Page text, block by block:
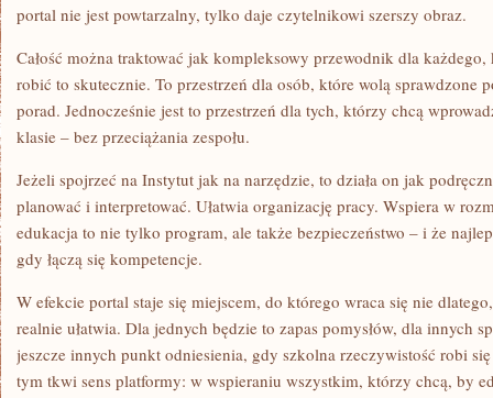
portal nie jest powtarzalny, tylko daje czytelnikowi szerszy obraz.
Całość można traktować jak kompleksowy przewodnik dla
robić to skutecznie. To przestrzeń dla osób, które wolą sprawdzone
porad. Jednocześnie jest to przestrzeń dla tych, którzy chcą
klasie – bez przeciążania zespołu.
Jeżeli spojrzeć na Instytut jak na narzędzie, to działa on jak
planować i interpretować. Ułatwia organizację pracy. Wspiera w
edukacja to nie tylko program, ale także bezpieczeństwo – i że
gdy łączą się kompetencje.
W efekcie portal staje się miejscem, do którego wraca się nie
realnie ułatwia. Dla jednych będzie to zapas pomysłów, dla innych
jeszcze innych punkt odniesienia, gdy szkolna rzeczywistość robi
tym tkwi sens platformy: w wspieraniu wszystkim, którzy chcą, by